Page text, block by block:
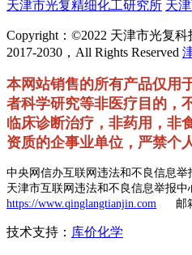
天津市光复精细化工研究所 天
Copyright：©2022 天津市光复
2017-2030，All Rights Reserved
本网站销售的所有产品仅用
者科学研究等非医疗目的，
临床诊断治疗，非药用，非
资质的企事业单位，严禁个
中央网信办互联网违法和不良信息举
天津市互联网违法和不良信息举报中
https://www.qinglangtianjin.com 邮箱
技术支持： 库价化学